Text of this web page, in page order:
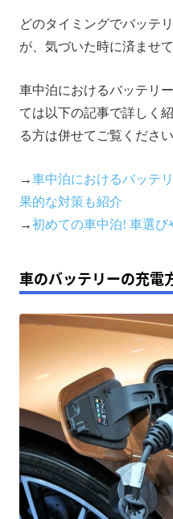
どのタイミングでバッテ
が、気づいた時に済ませ
車中泊におけるバッテリ
ては以下の記事で詳しく
る方は併せてご覧ください
→車中泊におけるバッテ
果的な対策も紹介
→初めての車中泊! 車選び
車のバッテリーの充電